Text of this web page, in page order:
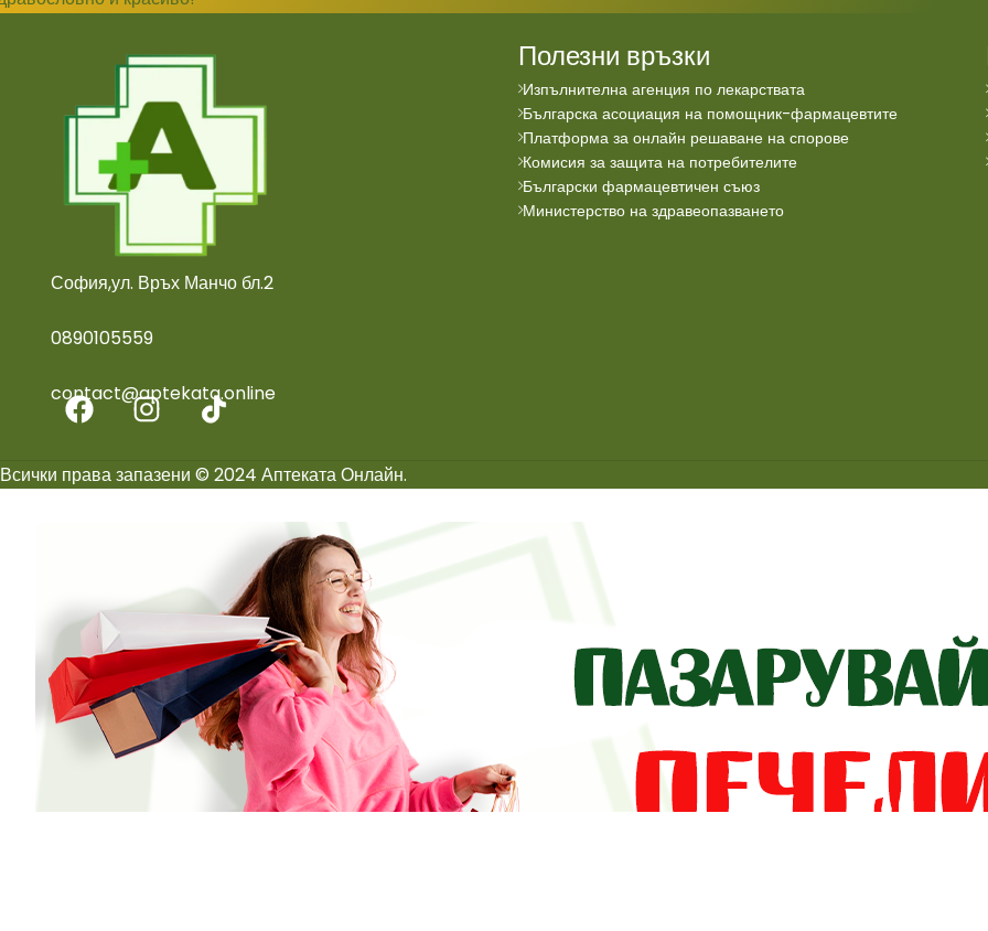
София,ул. Връх Манчо бл.2
0890105559
contact@aptekata.online
Полезни връзки
Изпълнителна агенция по лекарствата
Българска асоциация на помощник-фармацевтите
Платформа за онлайн решаване на спорове
Комисия за защита на потребителите
Български фармацевтичен съюз
Министерство на здравеопазването
Всички права запазени © 2024 Аптеката Онлайн.